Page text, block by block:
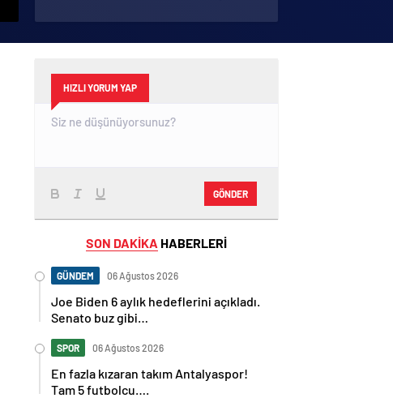
Annelik duygusunun
ortak tanımı
başlık.
HIZLI YORUM YAP
GÖNDER
SON DAKİKA HABERLERİ
GÜNDEM 06 Ağustos 2026
Joe Biden 6 aylık hedeflerini açıkladı.
Senato buz gibi…
SPOR 06 Ağustos 2026
En fazla kızaran takım Antalyaspor!
Tam 5 futbolcu….